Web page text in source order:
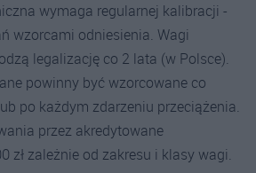
wymaga regularnej kalibracji -
wzorcami odniesienia. Wagi
legalizację co 2 lata (w Polsce).
powinny być wzorcowane co
po każdym zdarzeniu przeciążenia.
przez akredytowane
zł zależnie od zakresu i klasy wagi.